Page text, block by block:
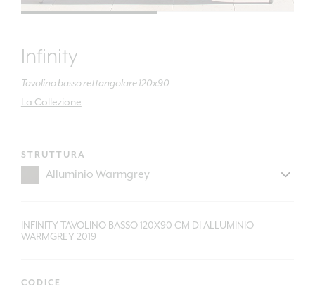
Infinity
Tavolino basso rettangolare 120x90
La Collezione
STRUTTURA
INFINITY TAVOLINO BASSO 120X90 CM DI ALLUMINIO
WARMGREY 2019
CODICE